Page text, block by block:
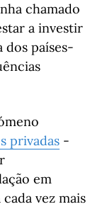
chamado
a investir
dos países-
privadas -
em
vez mais